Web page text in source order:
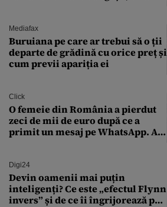
Mediafax
Buruiana pe care ar trebui să o ții
departe de grădină cu orice preț și
cum previi apariția ei
Click
O femeie din România a pierdut
zeci de mii de euro după ce a
primit un mesaj pe WhatsApp. A
Digi24
Devin oamenii mai puțin
inteligenți? Ce este „efectul Flynn
invers” și de ce îi îngrijorează pe